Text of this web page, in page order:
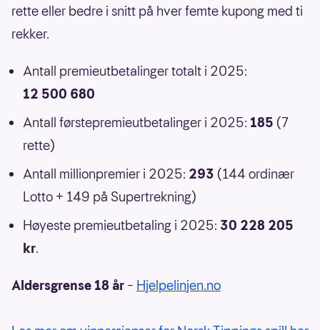
rette eller bedre i snitt på hver femte kupong med ti
rekker.
Antall premieutbetalinger totalt i 2025:
12 500 680
Antall førstepremieutbetalinger i 2025: 185 (7
rette)
Antall millionpremier i 2025: 293 (144 ordinær
Lotto + 149 på Supertrekning)
Høyeste premieutbetaling i 2025: 30 228 205
kr.
Aldersgrense 18 år – Hjelpelinjen.no